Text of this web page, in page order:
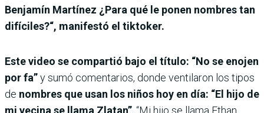
Benjamín Martínez ¿Para qué le ponen nombres tan
difíciles?“, manifestó el tiktoker.
Este video se compartió bajo el título: “No se enojen
por fa”y sumó comentarios, donde ventilaron los tipos
de nombres que usan los niños hoy en día: “El hijo de
mi vecina se llama Zlatan”, “Mi hijo se llama Ethan